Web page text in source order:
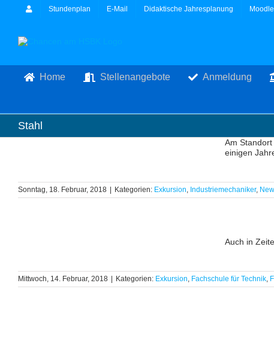
Stundenplan E-Mail Didaktische Jahresplanung Moodle
Home Stellenangebote Anmeldung
Stahl
Am
einigen
Sonntag, 18. Februar, 2018 Kategorien: Exkursion, Industriemechaniker,
Auch in
Mittwoch, 14. Februar, 2018 Kategorien: Exkursion, Fachschule für Technik,